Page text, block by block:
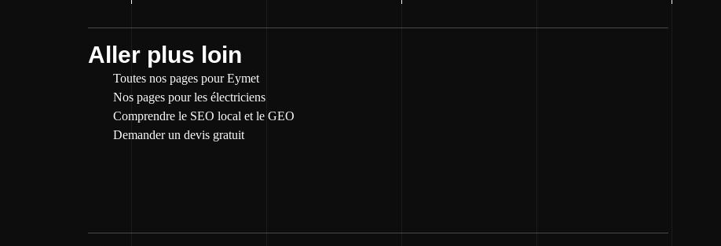
Aller plus loin
Toutes nos pages pour Eymet
Nos pages pour les électriciens
Comprendre le SEO local et le GEO
Demander un devis gratuit